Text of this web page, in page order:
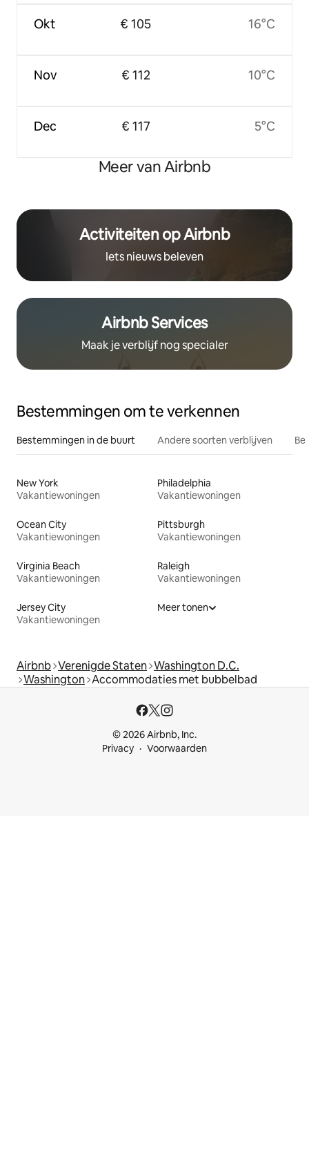
Okt
Nov
Dec
€ 105
€ 112
€ 117
16°C
10°C
5°C
Meer van Airbnb
Activiteiten op Airbnb
Iets nieuws beleven
Airbnb Services
Maak je verblijf nog specialer
Bestemmingen om te verkennen
Bestemmingen in de buurt Andere soorten verblijven
New York
Vakantiewoningen
Philadelphia
Vakantiewoningen
Ocean City
Vakantiewoningen
Pittsburgh
Vakantiewoningen
Virginia Beach
Vakantiewoningen
Raleigh
Vakantiewoningen
Jersey City
Vakantiewoningen
Meer tonen
Airbnb Verenigde Staten Washington D.C.
Washington Accommodaties met bubbelbad
© 2026 Airbnb, Inc.
Privacy
Voorwaarden